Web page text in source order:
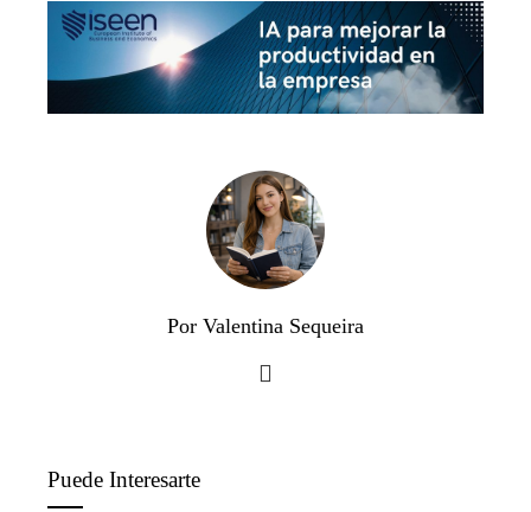
Por Valentina Sequeira
Puede Interesarte